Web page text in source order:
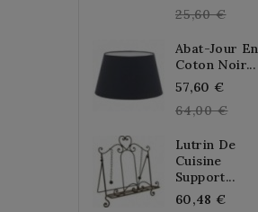
price
25,60 €
Abat-Jour En
Coton Noir...
57,60 €
price
64,00 €
Lutrin De
Cuisine
Support...
60,48 €